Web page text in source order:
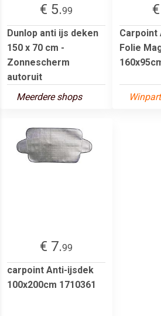
€ 5.99
Dunlop anti ijs deken
150 x 70 cm -
Zonnescherm
autoruit
Meerdere shops
Carpoint
Folie
€ 7.99
carpoint Anti-ijsdek
100x200cm 1710361